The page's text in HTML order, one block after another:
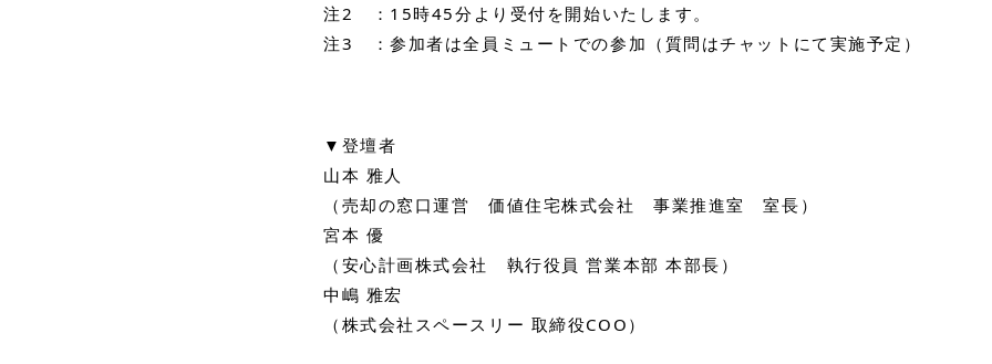
注2 ：15時45分より受付を開始いたします。
注3 ：参加者は全員ミュートでの参加（質問はチャットにて実施予定）
▼登壇者
山本 雅人
（売却の窓口運営 価値住宅株式会社 事業推進室 室長）
宮本 優
（安心計画株式会社 執行役員 営業本部 本部長）
中嶋 雅宏
（株式会社スペースリー 取締役COO）